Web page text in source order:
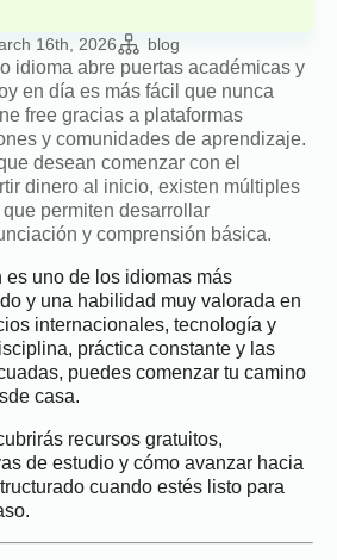
16th, 2026 blog
idioma abre puertas académicas y
en día es más fácil que nunca
free gracias a plataformas
y comunidades de aprendizaje.
desean comenzar con el
dinero al inicio, existen múltiples
permiten desarrollar
y comprensión básica.
es uno de los idiomas más
y una habilidad muy valorada en
internacionales, tecnología y
práctica constante y las
puedes comenzar tu camino
casa.
recursos gratuitos,
de estudio y cómo avanzar hacia
cuando estés listo para